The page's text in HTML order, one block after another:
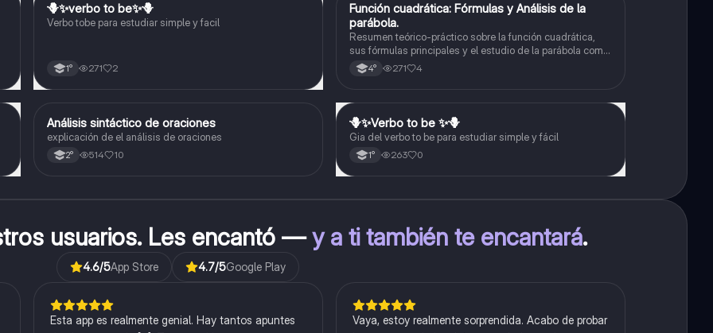
Inglés
🪻✨️verbo to be✨️🪻
Verbo tobe para estudiar simple y facil
1° 271 2
Matemáticas
Función cuadrática: Fórmulas y Análisis de la
parábola.
Resumen teórico-práctico sobre la función cuadrática,
sus fórmulas principales y el estudio de la parábola como
representación gráfica.Incluye desarrollo de la forma
general, cálculo de raíces, vértice y elementos
4° 271 4
Lengua
Análisis sintáctico de oraciones
explicación de el análisis de oraciones
2° 514 10
Inglés
🪻✨️Verbo to be ✨️🪻
Gia del verbo to be para estudiar simple y fácil
1° 263 0
usuarios. Les encantó —y a ti también te encantará.
4.6/5App Store 4.7/5Google Play
Esta app es realmente genial. Hay tantos apuntes
Vaya, estoy realmente sorprendida. Acabo de probar